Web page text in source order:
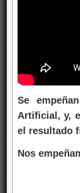
Se
Artificial, y,
el resultado
Nos